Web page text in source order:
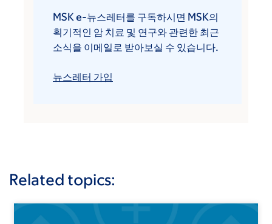
MSK e-뉴스레터를 구독하시면 MSK의
획기적인 암 치료 및 연구와 관련한 최근
소식을 이메일로 받아보실 수 있습니다.
뉴스레터 가입
Related topics: